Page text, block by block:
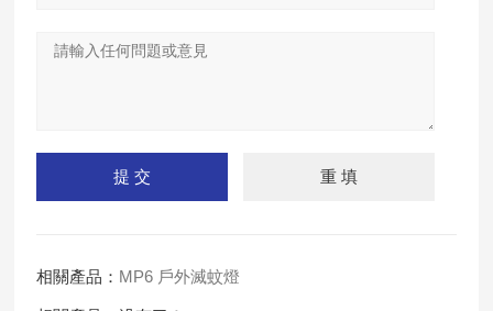
相關產品： MP6 戶外滅蚊燈